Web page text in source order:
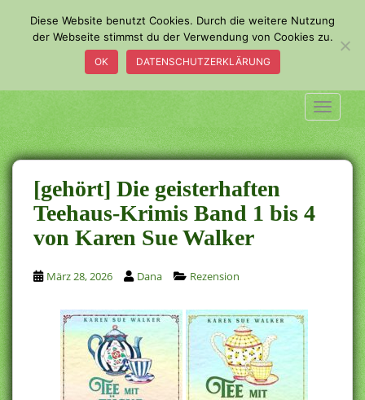
a
i
n
c
o
n
t
e
n
t
[gehört] Die geisterhaften
Teehaus-Krimis Band 1 bis 4
von Karen Sue Walker
März 28, 2026 Dana Rezension
Diese Website benutzt Cookies. Durch die weitere Nutzung
der Webseite stimmst du der Verwendung von Cookies zu.
OK DATENSCHUTZERKLÄRUNG